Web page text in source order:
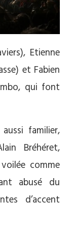
Etienne
et Fabien
qui font
familier,
Bréhéret,
comme
abusé du
d’accent